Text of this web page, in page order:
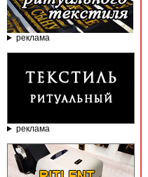
реклама
реклама